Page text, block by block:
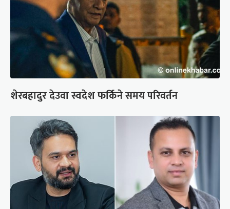
शेरबहादुर देउवा स्वदेश फर्किने समय परिवर्तन